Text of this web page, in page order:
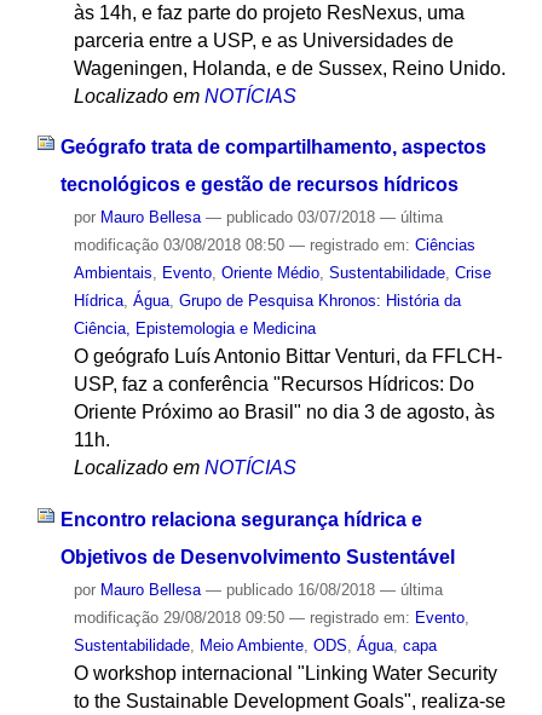
às 14h, e faz parte do projeto ResNexus, uma
parceria entre a USP, e as Universidades de
Wageningen, Holanda, e de Sussex, Reino Unido.
Localizado em NOTÍCIAS
Geógrafo trata de compartilhamento, aspectos
tecnológicos e gestão de recursos hídricos
por Mauro Bellesa — publicado03/07/2018 — última
modificação03/08/2018 08:50 — registrado em: Ciências
Ambientais, Evento, Oriente Médio, Sustentabilidade, Crise
Hídrica, Água, Grupo de Pesquisa Khronos: História da
Ciência, Epistemologia e Medicina
O geógrafo Luís Antonio Bittar Venturi, da FFLCH-
USP, faz a conferência "Recursos Hídricos: Do
Oriente Próximo ao Brasil" no dia 3 de agosto, às
11h.
Localizado em NOTÍCIAS
Encontro relaciona segurança hídrica e
Objetivos de Desenvolvimento Sustentável
por Mauro Bellesa — publicado16/08/2018 — última
modificação29/08/2018 09:50 — registrado em: Evento,
Sustentabilidade, Meio Ambiente, ODS, Água, capa
O workshop internacional "Linking Water Security
to the Sustainable Development Goals", realiza-se